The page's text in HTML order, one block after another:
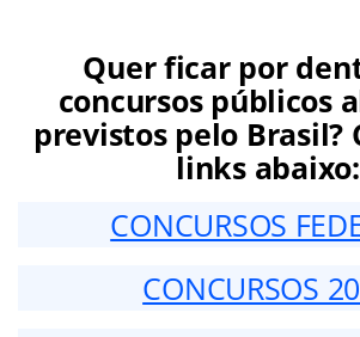
Quer ficar por
concursos públicos
previstos pelo Brasil?
links abaixo:
CONCURSOS
CONCURSOS